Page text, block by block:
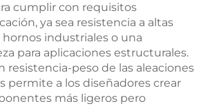
cumplir con requisitos
ya sea resistencia a altas
industriales o una
para aplicaciones estructurales.
resistencia-peso de las aleaciones
permite a los diseñadores crear
más ligeros pero